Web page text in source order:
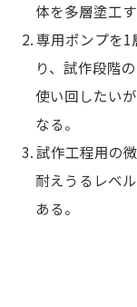
体を多層塗工
2. 専用ポンプを
り、試作段階
使い回したい
なる。
3. 試作工程用の
耐えうるレベ
ある。